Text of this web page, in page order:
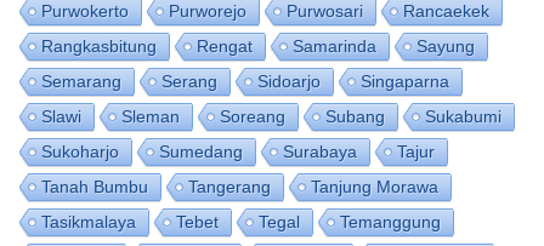
Purwokerto
Purworejo Purwosari
Rancaekek
Rangkasbitung
Rengat Samarinda
Sayung
Semarang
Serang Sidoarjo
Singaparna
Slawi
Sleman Soreang Subang
Sukabumi
Sukoharjo
Sumedang Surabaya
Tajur
Tanah Bumbu
Tangerang
Tanjung Morawa
Tasikmalaya
Tebet Tegal
Temanggung